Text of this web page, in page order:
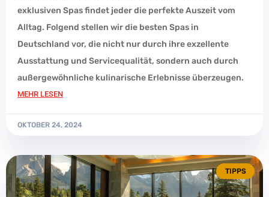
exklusiven Spas findet jeder die perfekte Auszeit vom
Alltag. Folgend stellen wir die besten Spas in
Deutschland vor, die nicht nur durch ihre exzellente
Ausstattung und Servicequalität, sondern auch durch
außergewöhnliche kulinarische Erlebnisse überzeugen.
MEHR LESEN
OKTOBER 24, 2024
TIPPS